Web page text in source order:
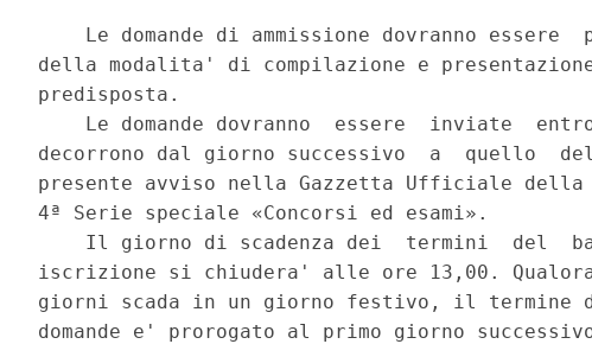
Le domande di ammissione dovranno essere
della modalita' di compilazione e
predisposta.
Le domande dovranno  essere  inviate
decorrono dal giorno successivo  a  quello
presente avviso nella Gazzetta Ufficiale
4ª Serie speciale «Concorsi ed esami».
Il giorno di scadenza dei  termini  del
iscrizione si chiudera' alle ore 13,00.
giorni scada in un giorno festivo, il termine
domande e' prorogato al primo giorno